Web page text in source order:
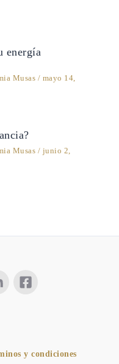
energía
Musas / mayo 14,
Musas / junio 2,
y condiciones